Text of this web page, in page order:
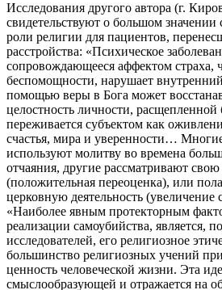
Исследования другого автора (г.
свидетельствуют о большом
роли религии для пациентов,
расстройства: «Психическое
сопровождающееся аффектом страха,
беспомощности, нарушает
помощью веры в Бога может
целостность личности, расщепленной
переживается субъектом как
счастья, мира и уверенности…
используют молитву во времена
отчаяния, другие рассматривают
(положительная переоценка), или
церковную деятельность (увеличение
«Наиболее явным протекторным
реализации самоубийства, является,
исследователей, его религиозное
большинство религиозных учений
ценность человеческой жизни. Эта
смыслообразующей и отражается на